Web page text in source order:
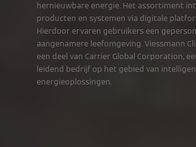
hernieuwbare energie. Het assortiment
producten en systemen via digitale
Hierdoor ervaren gebruikers een
aangenamere leefomgeving. Viessmann
een deel van Carrier Global Corporation,
leidend bedrijf op het gebied van
energieoplossingen.